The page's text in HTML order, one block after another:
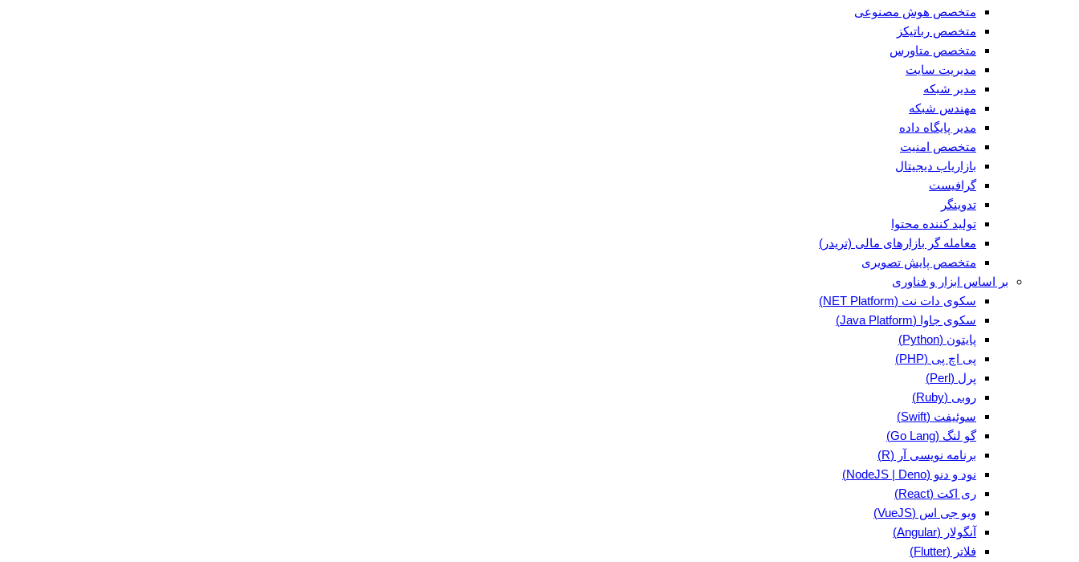
متخصص هوش مصنوعی
متخصص رباتیکز
متخصص متاورس
مدیریت سایت
مدیر شبکه
مهندس شبکه
مدیر پایگاه داده
متخصص امنیت
بازاریاب دیجیتال
گرافیست
تدوینگر
تولید کننده محتوا
معامله گر بازارهای مالی (تریدر)
متخصص پایش تصویری
بر اساس ابزار و فناوری
سکوی دات نت (NET Platform)
سکوی جاوا (Java Platform)
پایتون (Python)
پی اچ پی (PHP)
پرل (Perl)
روبی (Ruby)
سوئیفت (Swift)
گو لنگ (Go Lang)
برنامه نویسی آر (R)
نود و دنو (NodeJS | Deno)
ری اکت (React)
ویو جی اس (VueJS)
آنگولار (Angular)
فلاتر (Flutter)